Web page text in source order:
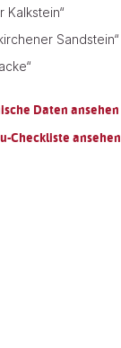
Kalkstein“
Sandstein“
Daten ansehen
Checkliste ansehen